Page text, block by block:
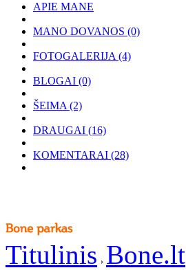
APIE MANE
MANO DOVANOS (0)
FOTOGALERIJA (4)
BLOGAI (0)
ŠEIMA (2)
DRAUGAI (16)
KOMENTARAI (28)
Titulinis Bone.lt